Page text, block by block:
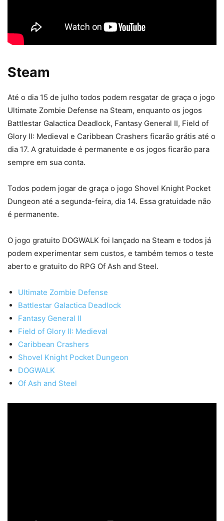
Steam
Até o dia 15 de julho todos podem resgatar de graça o jogo
Ultimate Zombie Defense na Steam, enquanto os jogos
Battlestar Galactica Deadlock, Fantasy General II, Field of
Glory II: Medieval e Caribbean Crashers ficarão grátis até o
dia 17. A gratuidade é permanente e os jogos ficarão para
sempre em sua conta.
Todos podem jogar de graça o jogo Shovel Knight Pocket
Dungeon até a segunda-feira, dia 14. Essa gratuidade não
é permanente.
O jogo gratuito DOGWALK foi lançado na Steam e todos já
podem experimentar sem custos, e também temos o teste
aberto e gratuito do RPG Of Ash and Steel.
Ultimate Zombie Defense
Battlestar Galactica Deadlock
Fantasy General II
Field of Glory II: Medieval
Caribbean Crashers
Shovel Knight Pocket Dungeon
DOGWALK
Of Ash and Steel